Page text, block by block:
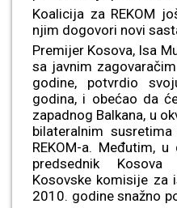
Koalicija za REKOM
njim dogovori novi
Premijer Kosova, Isa
sa javnim
godine, potvrdio
godina, i obećao da
zapadnog Balkana, u
bilateralnim
REKOM-a. Međutim,
predsednik
Kosovske komisije za
2010. godine snažno